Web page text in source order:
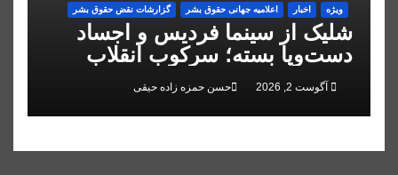
ویژه اخبار اعلاميه جهانی حقوق بشر گزارشات نقض حقوق بشر
شلیک از سینما فردیس و اجساد
دست‌وپا بسته؛ سرکوب انقلاب
ملی در البرز
آگوست 2, 2026 حسن حمزه زاده حیقی